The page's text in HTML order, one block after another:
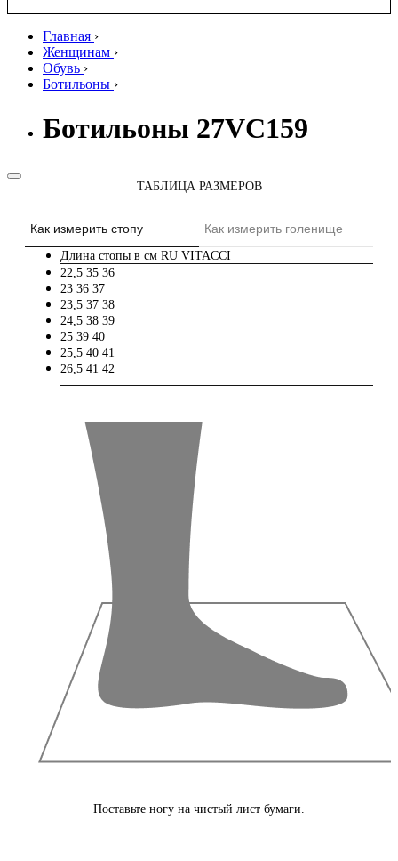
Главная ›
Женщинам ›
Обувь ›
Ботильоны ›
Ботильоны 27VC159
ТАБЛИЦА РАЗМЕРОВ
Как измерить стопу Как измерить голенище
Длина стопы в см RU VITACCI
22,5 35 36
23 36 37
23,5 37 38
24,5 38 39
25 39 40
25,5 40 41
26,5 41 42
Поставьте ногу на чистый лист бумаги.